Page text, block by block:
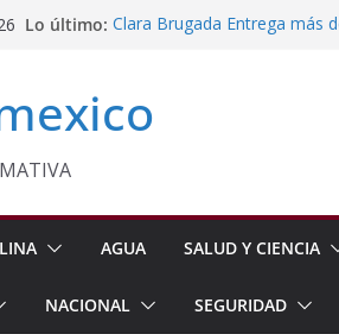
Lo último: Clara Brugada Entrega más
Chimalhuacán
Sheinbaum Entrega
y Perú
AGUA SALUD Y CIENCIA
NACIONAL SEGURIDAD